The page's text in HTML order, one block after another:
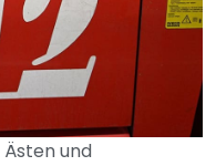
und